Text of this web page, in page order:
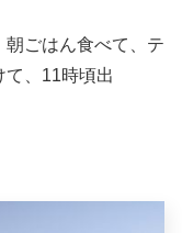
ごはん食べて、テ
て、11時頃出